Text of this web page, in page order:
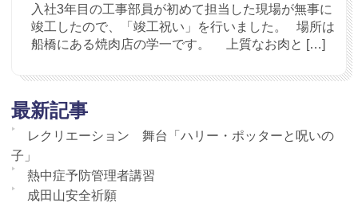
入社3年目の工事部員が初めて担当した現場が無事に
竣工したので、「竣工祝い」を行いました。 場所は
船橋にある焼肉店の学一です。 上質なお肉と […]
最新記事
レクリエーション 舞台「ハリー・ポッターと呪いの
子」
熱中症予防管理者講習
成田山安全祈願